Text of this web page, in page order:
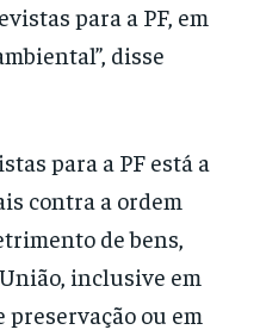
para a PF, em
disse
para a PF está a
contra a ordem
de bens,
inclusive em
preservação ou em